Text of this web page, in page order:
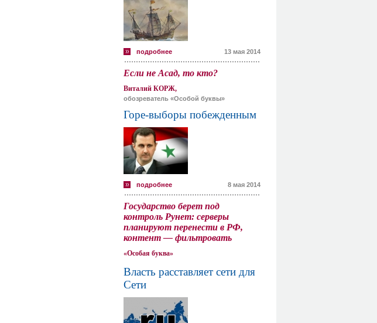
подробнее 13 мая 2014
Если не Асад, то кто?
Виталий КОРЖ,
обозреватель «Особой буквы»
Горе-выборы побежденным
подробнее 8 мая 2014
Государство берет под
контроль Рунет: серверы
планируют перенести в РФ,
контент — фильтровать
«Особая буква»
Власть расставляет сети для
Сети